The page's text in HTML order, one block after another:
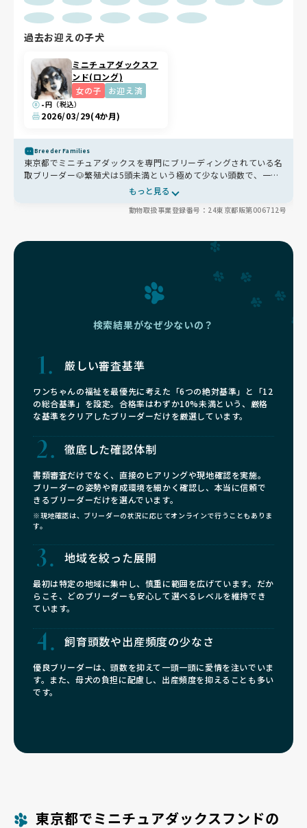
過去お迎えの子犬
ミニチュアダックスフ
ンド(ロング)
女の子
お迎え済
-円（税込）
2026/03/29(4か月)
Breeder Families
東京都でミニチュアダックスを専門にブリーディングされている名
取ブリーダー🐶繁殖犬は5頭未満という極めて少ない頭数で、一頭
一頭に丁寧に向き合われています。最初のヒートは必ず見送り、そ
の後もその後も間隔をあけて1年に1回ほどのペースで繁殖を行
い、4歳での引退を目安にするなど、母犬への配慮もしっかり行き
もっと見る
動物取扱事業登録番号：24東京都販第006712号
検索結果がなぜ少ないの？
厳しい審査基準
ワンちゃんの福祉を最優先に考えた「6つの絶対基準」と「12
の総合基準」を設定。合格率はわずか10%未満という、厳格
な基準をクリアしたブリーダーだけを厳選しています。
徹底した確認体制
書類審査だけでなく、直接のヒアリングや現地確認を実施。
ブリーダーの姿勢や育成環境を細かく確認し、本当に信頼で
きるブリーダーだけを選んでいます。
※現地確認は、ブリーダーの状況に応じてオンラインで行うこともありま
す。
地域を絞った展開
最初は特定の地域に集中し、慎重に範囲を広げています。だか
らこそ、どのブリーダーも安心して選べるレベルを維持でき
ています。
飼育頭数や出産頻度の少なさ
優良ブリーダーは、頭数を抑えて一頭一頭に愛情を注いでいま
す。また、母犬の負担に配慮し、出産頻度を抑えることも多い
です。
東京都でミニチュアダックスフンドの